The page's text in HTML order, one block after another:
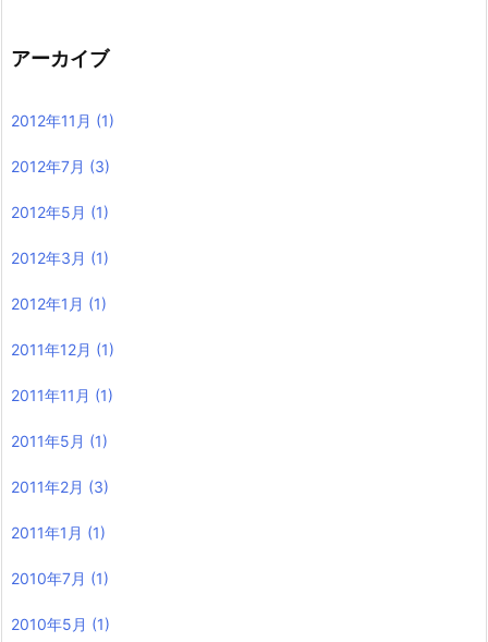
アーカイブ
2012年11月 (1)
2012年7月 (3)
2012年5月 (1)
2012年3月 (1)
2012年1月 (1)
2011年12月 (1)
2011年11月 (1)
2011年5月 (1)
2011年2月 (3)
2011年1月 (1)
2010年7月 (1)
2010年5月 (1)